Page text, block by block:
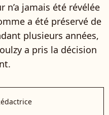
n’a jamais été révélée
a été préservé de
plusieurs années,
a pris la décision